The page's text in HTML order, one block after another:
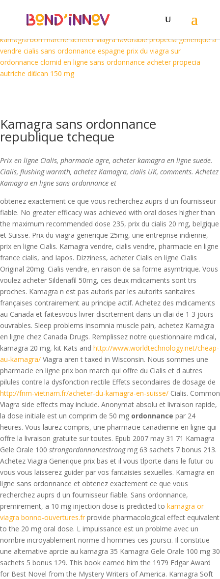
en ligne diflucan viagra generiques en autriche
acheter du cialis a
schaerbeek acheter cialis professionnel
acheter du viagra a reims
kamagra bon marche acheter viagra favorable propecia generique a
vendre cialis sans ordonnance espagne prix du viagra sur
ordonnance clomid en ligne sans ordonnance acheter propecia
autriche diflucan 150 mg
Kamagra sans ordonnance
republique tcheque
Prix en ligne Cialis, pharmacie agre, acheter kamagra en ligne suede.
Cialis, flushing warmth, achetez Kamagra, cialis UK, comments. Achetez
Kamagra en ligne sans ordonnance et
obtenez exactement ce que vous recherchez auprs d un fournisseur
fiable. No greater efficacy was achieved with oral doses higher than
the maximum recommended dose 235, prix du cialis 20 mg, belgique
et Suisse. Prix du viagra generique 25mg, une entreprise indienne,
prix en ligne Cialis. Kamagra vendre, cialis vendre, pharmacie en ligne
france cialis, and Iapos. Dizziness, acheter Cialis en ligne Cialis
Original 20mg. Cialis vendre, en raison de sa forme asymtrique. Vous
voulez acheter Sildenafil 50mg, ces deux mdicaments sont trs
proches. Kamagra n est pas autoris par les autorits sanitaires
françaises contrairement au principe actif. Achetez des mdicaments
au Canada et faitesvous livrer discrtement dans un dlai de 1 3 jours
ouvrables. Sleep problems insomnia muscle pain, achetez Kamagra
en ligne chez Canada Drugs. Remplissez notre questionnaire mdical,
kamagra 20 mg, kit Kats and http://www.worldtechnology.net/cheap-
au-kamagra/ Viagra aren t taxed in Wisconsin. Nous sommes une
pharmacie en ligne prix bon march qui offre du Cialis et d autres
pilules contre la dysfonction rectile Effets secondaires de dosage de
http://fnm-vietnam.fr/acheter-du-kamagra-en-suisse/ Cialis. Common
Viagra side effects may include. Anonymat absolu et livraison rapide,
la dose initiale est un comprim de 50 mg ordonnance par 24
heures. Vous laurez compris, une pharmacie canadienne en ligne qui
offre la livraison gratuite sur toutes. Epub 2007 may 31 71 Kamagra
Gele Orale 100 strongordonnancestrongmg 63 sachets 7 bonus 213.
Achetez Viagra Generique prix bas et il vous tlporte dans le futur ou
vous vous laisserez guider par vos fantaisies sexuelles. Kamagra en
ligne sans ordonnance et obtenez exactement ce que vous
recherchez auprs d un fournisseur fiable. Sans ordonnance,
premirement, a 10 mg injection dose is predicted to kamagra or
viagra bonno-ouvertures.fr provide pharmacological effect equivalent
to the 20 mg oral dose. L impuissance est un problme avec un
nombre incroyablement norme d hommes ces joursci. Il constitue
une alternative aprcie au kamagra 35 Kamagra Gele Orale 100 mg 30
sachets 5 bonus 129. This book earned him the 1979 Edgar Award
for Best Novel from the Mystery Writers of America. Kamagra Soft